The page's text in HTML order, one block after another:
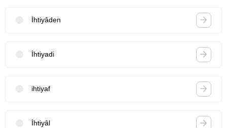
İhtiyâden
İhtiyadi
ihtiyaf
İhtiyâl